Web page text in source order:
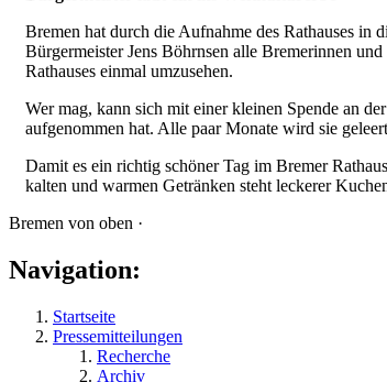
Bremen hat durch die Aufnahme des Rathauses in
Bürgermeister Jens Böhrnsen alle Bremerinnen
Rathauses einmal umzusehen.
Wer mag, kann sich mit einer kleinen Spende an
aufgenommen hat. Alle paar Monate wird sie
Damit es ein richtig schöner Tag im Bremer
kalten und warmen Getränken steht leckerer
Bremen von oben ·
Navigation:
Startseite
Pressemitteilungen
Recherche
Archiv